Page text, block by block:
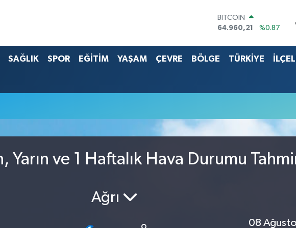
BITCOIN
64.960,21
%0.87
EURO
BİST100
SAĞLIK SPOR EĞİTİM YAŞAM ÇEVRE BÖLGE TÜRKİYE
Yarın ve 1 Haftalık Hava Durumu
Ağrı
08